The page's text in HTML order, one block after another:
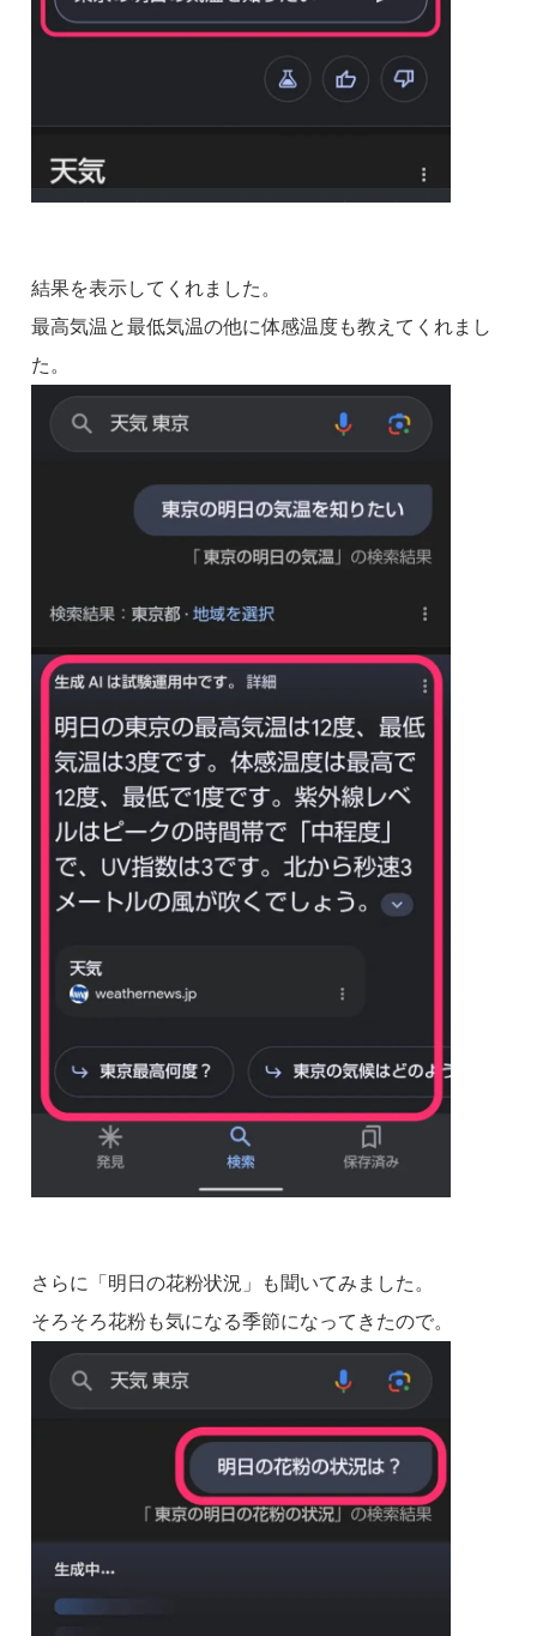
結果を表示してくれました。
最高気温と最低気温の他に体感温度も教えてくれまし
た。
さらに「明日の花粉状況」も聞いてみました。
そろそろ花粉も気になる季節になってきたので。